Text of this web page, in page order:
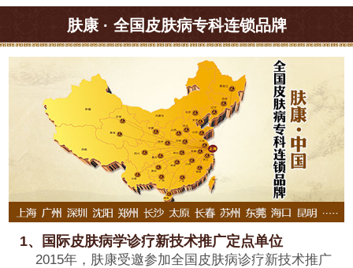
肤康 · 全国皮肤病专科连锁品牌
1、国际皮肤病学诊疗新技术推广定点单位
2015年，肤康受邀参加全国皮肤病诊疗新技术推广